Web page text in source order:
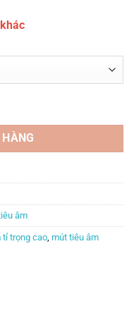
âm
tỉ trọng cao, mút tiêu âm